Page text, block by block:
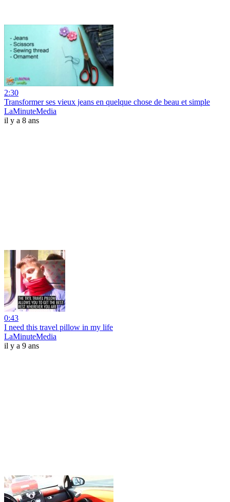
2:30
Transformer ses vieux jeans en quelque chose de beau et simple
LaMinuteMedia
il y a 8 ans
0:43
I need this travel pillow in my life
LaMinuteMedia
il y a 9 ans